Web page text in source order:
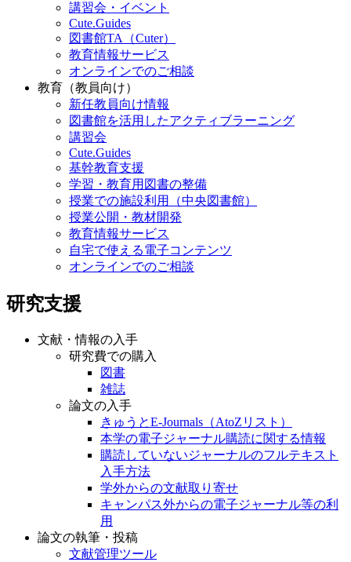
講習会・イベント
Cute.Guides
図書館TA（Cuter）
教育情報サービス
オンラインでのご相談
教育（教員向け）
新任教員向け情報
図書館を活用したアクティブラーニング
講習会
Cute.Guides
基幹教育支援
学習・教育用図書の整備
授業での施設利用（中央図書館）
授業公開・教材開発
教育情報サービス
自宅で使える電子コンテンツ
オンラインでのご相談
研究支援
文献・情報の入手
研究費での購入
図書
雑誌
論文の入手
きゅうとE-Journals（AtoZリスト）
本学の電子ジャーナル購読に関する情報
購読していないジャーナルのフルテキスト
入手方法
学外からの文献取り寄せ
キャンパス外からの電子ジャーナル等の利
用
論文の執筆・投稿
文献管理ツール